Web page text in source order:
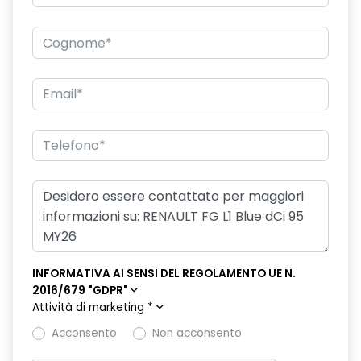
rivestimento base abitacolo in plastica
sistema di controllo della pressione pneumatici indiretto
specchietti esterni asferici, regolabili e autosbrinanti
elettricamente
vano portaoggetti chiuso - lato passeggero
INFORMATIVA AI SENSI DEL REGOLAMENTO UE N.
2016/679 "GDPR"
Attività di marketing *
Acconsento
Non acconsento